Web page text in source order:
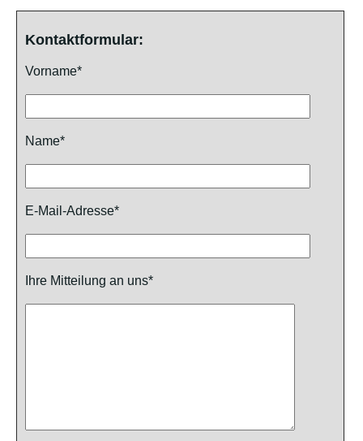
Kontaktformular:
Vorname*
Name*
E-Mail-Adresse*
Ihre Mitteilung an uns*